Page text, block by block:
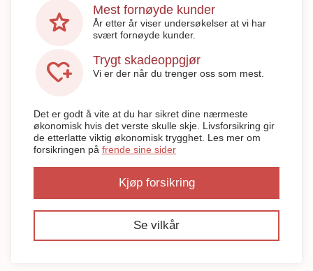
star Mest fornøyde kunder
År etter år viser undersøkelser at vi har
svært fornøyde kunder.
heart_plus Trygt skadeoppgjør
Vi er der når du trenger oss som mest.
Det er godt å vite at du har sikret dine nærmeste
økonomisk hvis det verste skulle skje. Livsforsikring gir
de etterlatte viktig økonomisk trygghet. Les mer om
forsikringen på frende sine sider
Kjøp forsikring
Se vilkår